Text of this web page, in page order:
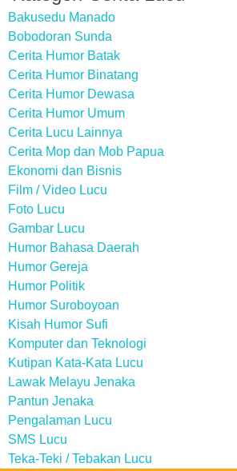
Bakusedu Manado
Bobodoran Sunda
Cerita Humor Batak
Cerita Humor Binatang
Cerita Humor Dewasa
Cerita Humor Umum
Cerita Lucu Lainnya
Cerita Mop dan Mob Papua
Ekonomi dan Bisnis
Film / Video Lucu
Foto Lucu
Gambar Lucu
Humor Bahasa Daerah
Humor Gereja
Humor Politik
Humor Suroboyoan
Kisah Humor Sufi
Komputer dan Teknologi
Kutipan Kata-Kata Lucu
Lawak Melayu Jenaka
Pantun Jenaka
Pengalaman Lucu
SMS Lucu
Teka-Teki / Tebakan Lucu